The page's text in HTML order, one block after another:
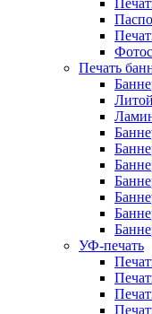
Печать
УФ-печать